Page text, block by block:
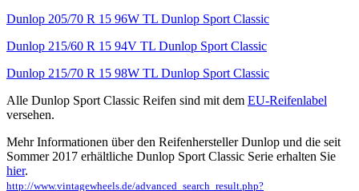
Dunlop 205/70 R 15 96W TL Dunlop Sport Classic
Dunlop 215/60 R 15 94V TL Dunlop Sport Classic
Dunlop 215/70 R 15 98W TL Dunlop Sport Classic
Alle Dunlop Sport Classic Reifen sind mit dem EU-Reifenlabel
versehen.
Mehr Informationen über den Reifenhersteller Dunlop und die seit
Sommer 2017 erhältliche Dunlop Sport Classic Serie erhalten Sie
hier.
http://www.vintagewheels.de/advanced_search_result.php?